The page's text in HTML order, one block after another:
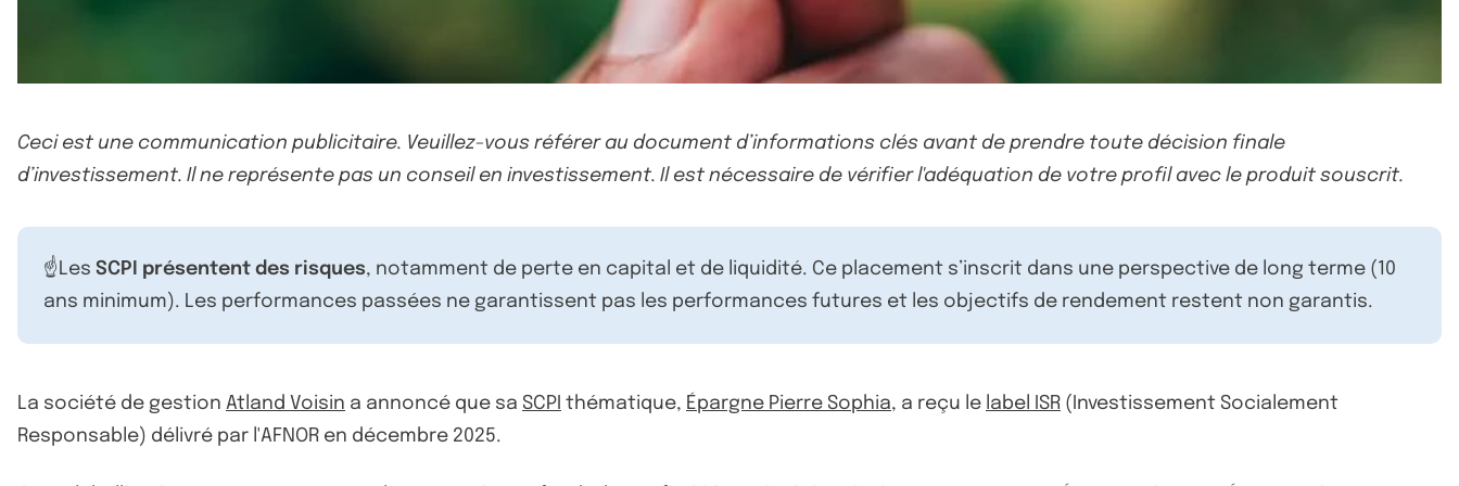
Ceci est une communication publicitaire. Veuillez-vous référer au document d’informations clés avant de prendre toute décision finale
d’investissement. Il ne représente pas un conseil en investissement. Il est nécessaire de vérifier l'adéquation de votre profil avec le produit souscrit.
☝️Les SCPI présentent des risques, notamment de perte en capital et de liquidité. Ce placement s’inscrit dans une perspective de long terme (10
ans minimum). Les performances passées ne garantissent pas les performances futures et les objectifs de rendement restent non garantis.
La société de gestion Atland Voisin a annoncé que sa SCPI thématique, Épargne Pierre Sophia, a reçu le label ISR (Investissement Socialement
Responsable) délivré par l'AFNOR en décembre 2025.